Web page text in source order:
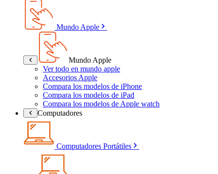
Mundo Apple
Mundo Apple
Ver todo en mundo apple
Accesorios Apple
Compara los modelos de iPhone
Compara los modelos de iPad
Compara los modelos de Apple watch
Computadores
Computadores Portátiles